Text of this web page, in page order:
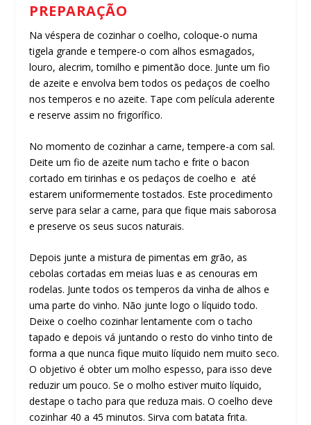
PREPARAÇÃO
Na véspera de cozinhar o coelho, coloque-o numa
tigela grande e tempere-o com alhos esmagados,
louro, alecrim, tomilho e pimentão doce. Junte um fio
de azeite e envolva bem todos os pedaços de coelho
nos temperos e no azeite. Tape com película aderente
e reserve assim no frigorífico.
No momento de cozinhar a carne, tempere-a com sal.
Deite um fio de azeite num tacho e frite o bacon
cortado em tirinhas e os pedaços de coelho e até
estarem uniformemente tostados. Este procedimento
serve para selar a carne, para que fique mais saborosa
e preserve os seus sucos naturais.
Depois junte a mistura de pimentas em grão, as
cebolas cortadas em meias luas e as cenouras em
rodelas. Junte todos os temperos da vinha de alhos e
uma parte do vinho. Não junte logo o líquido todo.
Deixe o coelho cozinhar lentamente com o tacho
tapado e depois vá juntando o resto do vinho tinto de
forma a que nunca fique muito líquido nem muito seco.
O objetivo é obter um molho espesso, para isso deve
reduzir um pouco. Se o molho estiver muito líquido,
destape o tacho para que reduza mais. O coelho deve
cozinhar 40 a 45 minutos. Sirva com batata frita.